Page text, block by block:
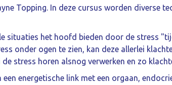
Topping. In deze cursus worden diverse
situaties het hoofd bieden door de stress
onder ogen te zien, kan deze allerlei
stress horen alsnog verwerken en zo
energetische link met een orgaan,